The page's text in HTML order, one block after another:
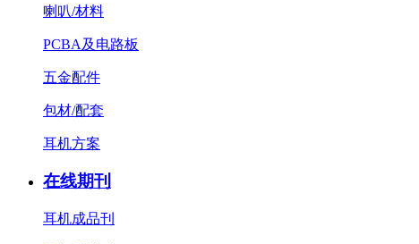
喇叭/材料
PCBA及电路板
五金配件
包材/配套
耳机方案
在线期刊
耳机成品刊